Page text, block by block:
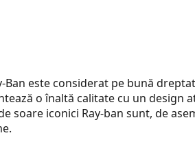
Ban este considerat pe bună
o înaltă calitate cu un design
soare iconici Ray-ban sunt, de